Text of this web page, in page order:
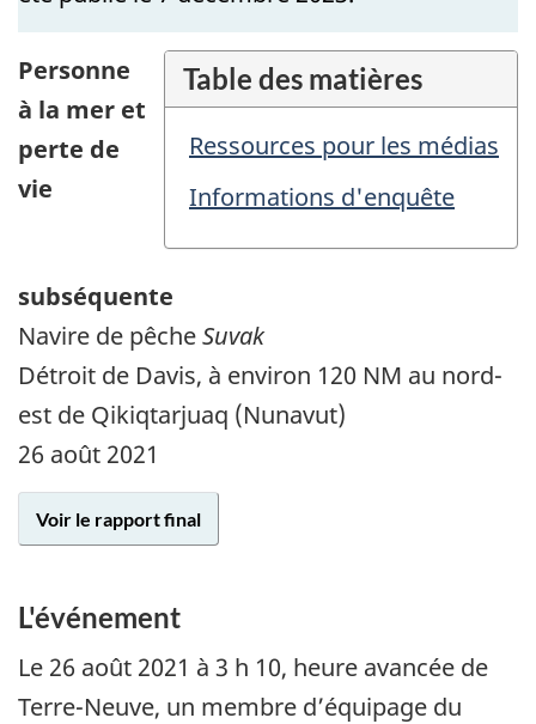
Table des matières
Ressources pour les médias
Informations d'enquête
Personne
à la mer et
perte de
vie
subséquente
Navire de pêcheSuvak
Détroit de Davis, à environ 120 NM au nord-
est de Qikiqtarjuaq (Nunavut)
26 août 2021
Voir le rapport final
L'événement
Le 26 août 2021 à 3 h 10, heure avancée de
Terre-Neuve, un membre d’équipage du